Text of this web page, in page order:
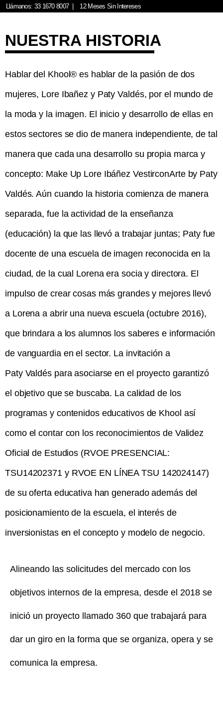
Llámanos: 33 1670 8007| 12 Meses Sin Intereses
NUESTRA HISTORIA
Hablar del Khool® es hablar de la pasión de dos
mujeres, Lore Ibañez y Paty Valdés, por el mundo de
la moda y la imagen. El inicio y desarrollo de ellas en
estos sectores se dio de manera independiente, de tal
manera que cada una desarrollo su propia marca y
concepto: Make Up Lore Ibáñez VestirconArte by Paty
Valdés. Aún cuando la historia comienza de manera
separada, fue la actividad de la enseñanza
(educación) la que las llevó a trabajar juntas; Paty fue
docente de una escuela de imagen reconocida en la
ciudad, de la cual Lorena era socia y directora. El
impulso de crear cosas más grandes y mejores llevó
a Lorena a abrir una nueva escuela (octubre 2016),
que brindara a los alumnos los saberes e información
de vanguardia en el sector. La invitación a
Paty Valdés para asociarse en el proyecto garantizó
el objetivo que se buscaba. La calidad de los
programas y contenidos educativos de Khool así
como el contar con los reconocimientos de Validez
Oficial de Estudios (RVOE PRESENCIAL:
TSU14202371 y RVOE EN LÍNEA TSU 142024147)
de su oferta educativa han generado además del
posicionamiento de la escuela, el interés de
inversionistas en el concepto y modelo de negocio.
Alineando las solicitudes del mercado con los
objetivos internos de la empresa, desde el 2018 se
inició un proyecto llamado 360 que trabajará para
dar un giro en la forma que se organiza, opera y se
comunica la empresa.